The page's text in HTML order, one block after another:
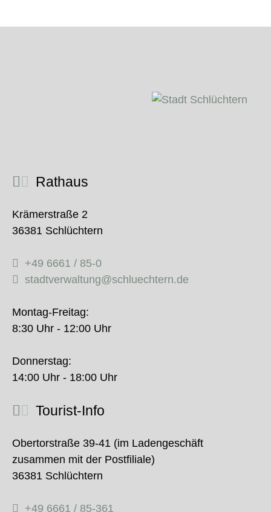
Rathaus
Krämerstraße 2
36381 Schlüchtern
+49 6661 / 85-0
stadtverwaltung@schluechtern.de
Montag-Freitag:
8:30 Uhr - 12:00 Uhr
Donnerstag:
14:00 Uhr - 18:00 Uhr
Tourist-Info
Obertorstraße 39-41 (im Ladengeschäft
zusammen mit der Postfiliale)
36381 Schlüchtern
+49 6661 / 85-361